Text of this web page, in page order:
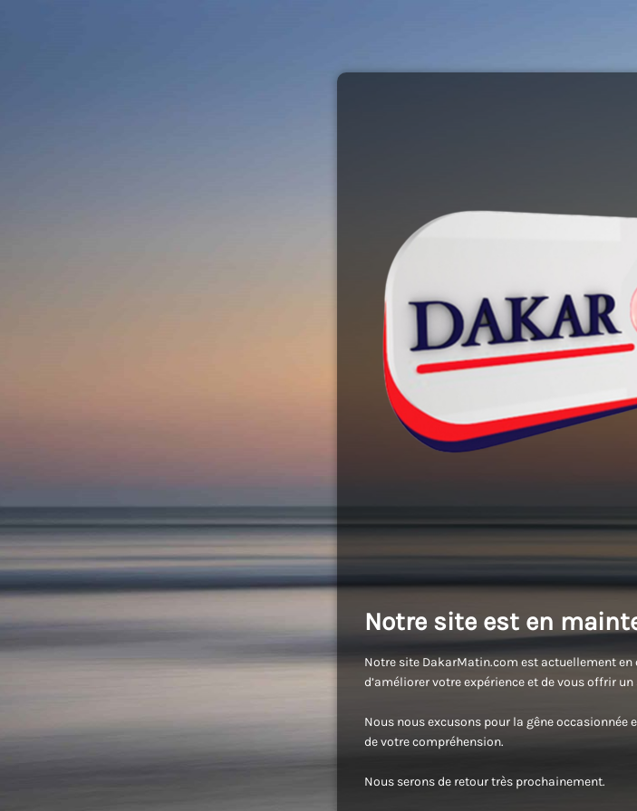
Notre site est en
Notre site DakarMatin.com est actuellement
d’améliorer votre expérience et de vous offrir
Nous nous excusons pour la gêne occasionnée
de votre compréhension.
Nous serons de retour très prochainement.